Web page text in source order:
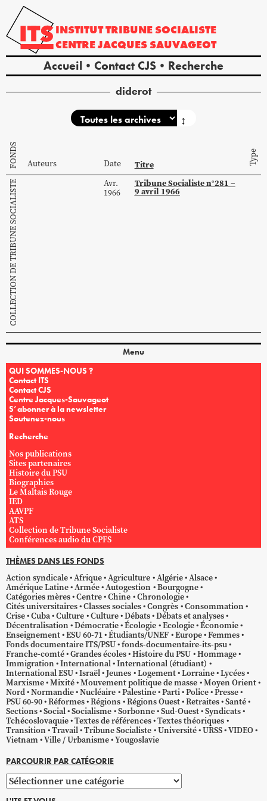
INSTITUTTRIBUNE SOCIALISTE
CENTREJACQUES SAUVAGEOT
Accueil Contact CJS Recherche
diderot
↕
FONDS Auteurs Date Titre Type
COLLECTION DE TRIBUNE SOCIALISTE
Avr.
1966
Tribune Socialiste n°281 –
9 avril 1966
Menu
QUI SOMMES-NOUS ?
Contact ITS
Contact CJS
Centre Jacques-Sauvageot
S’abonner à la newsletter
Soutenez-nous
Recherche
Nos publications
Sites partenaires
Histoire du PSU
Biographies
Le Maltais Rouge
IED
AAVPF
ATS
Collection de Tribune Socialiste
Conférences audio du CPFS
THÈMES DANS LES FONDS
Action syndicale Afrique Agriculture Algérie Alsace
Amérique Latine Armée Autogestion
Bourgogne
Catégories mères Centre Chine Chronologie
Cités universitaires Classes sociales Congrès Consommation
Crise Cuba Culture Culture Débats Débats et analyses
Décentralisation Démocratie Écologie Ecologie Économie
Enseignement ESU 60-71 Étudiants/UNEF Europe Femmes
Fonds documentaire ITS/PSU fonds-documentaire-its-psu
Franche-comté Grandes écoles Histoire du PSU Hommage
Immigration International International (étudiant)
International ESU Israël Jeunes Logement Lorraine Lycées
Marxisme Mixité Mouvement politique de masse Moyen Orient
Nord Normandie Nucléaire Palestine Parti Police Presse
PSU 60-90 Réformes Régions Régions Ouest Retraites Santé
Sections Social Socialisme Sorbonne Sud-Ouest Syndicats
Tchécoslovaquie Textes de références Textes théoriques
Transition Travail Tribune Socialiste Université URSS VIDEO
Vietnam Ville / Urbanisme Yougoslavie
PARCOURIR PAR CATÉGORIE
Parcourir
par